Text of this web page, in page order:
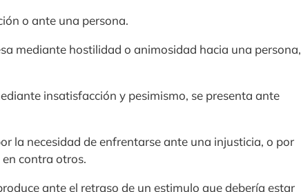
o ante una persona.
mediante hostilidad o animosidad hacia una persona,
insatisfacción y pesimismo, se presenta ante
la necesidad de enfrentarse ante una injusticia, o por
contra otros.
ante el retraso de un estimulo que debería estar